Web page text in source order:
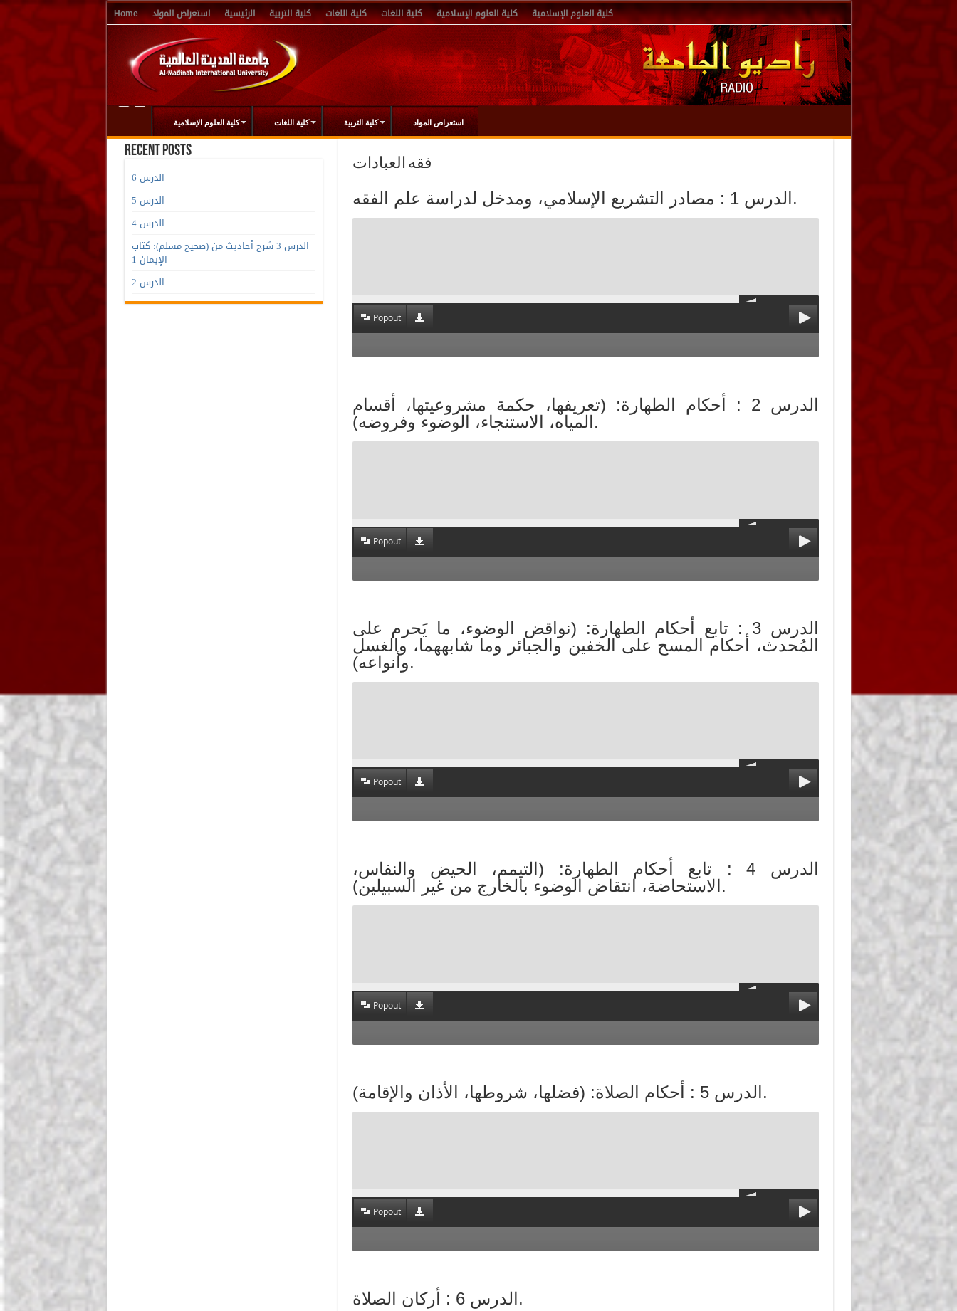
Home استعراض المواد الرئيسية كلية التربية كلية اللغات كلية اللغات كلية العلوم الإسلامية كلية العلوم الإسلامية
كلية العلوم الإسلامية كلية اللغات كلية التربية استعراض المواد
فقه العبادات
الدرس 1 : مصادر التشريع الإسلامي، ومدخل لدراسة علم الفقه.
Popout
الدرس 2 : أحكام الطهارة: (تعريفها، حكمة مشروعيتها، أقسام
المياه، الاستنجاء، الوضوء وفروضه).
Popout
الدرس 3 : تابع أحكام الطهارة: (نواقض الوضوء، ما يَحرم على
المُحدث، أحكام المسح على الخفين والجبائر وما شابههما، والغسل
وأنواعه).
Popout
الدرس 4 : تابع أحكام الطهارة: (التيمم، الحيض والنفاس،
الاستحاضة، انتقاض الوضوء بالخارج من غير السبيلين).
Popout
الدرس 5 : أحكام الصلاة: (فضلها، شروطها، الأذان والإقامة).
Popout
الدرس 6 : أركان الصلاة.
Recent Posts
الدرس 6
الدرس 5
الدرس 4
الدرس 3 شرح أحاديث من (صحيح مسلم): كتاب
الإيمان 1
الدرس 2